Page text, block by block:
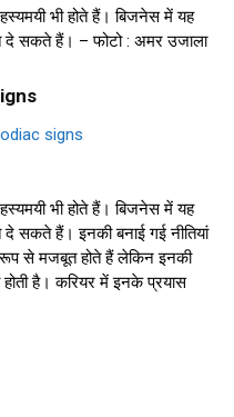
भी होते हैं। बिजनेस में यह
दे सकते हैं। – फोटो : अमर उजाला
भी होते हैं। बिजनेस में यह
दे सकते हैं। इनकी बनाई गई नीतियां
से मजबूत होते हैं लेकिन इनकी
है। करियर में इनके प्रयास